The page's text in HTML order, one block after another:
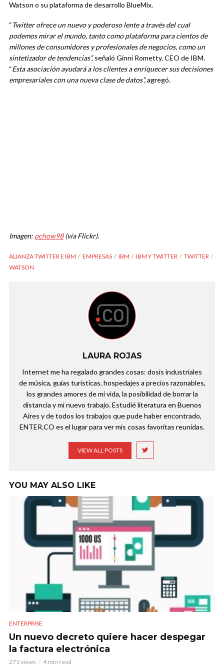
Watson o su plataforma de desarrollo BlueMix.
“Twitter ofrece un nuevo y poderoso lente a través del cual
podemos mirar el mundo, tanto como plataforma para cientos de
millones de consumidores y profesionales de negocios, como un
sintetizador de tendencias”,señaló Ginni Rometty, CEO de IBM.
“Esta asociación ayudará a los clientes a enriquecer sus decisiones
empresariales con una nueva clase de datos”,agregó.
Imagen: pchow98(vía Flickr).
ALIANZA TWITTER E IBM EMPRESAS IBM IBM Y TWITTER
TWITTER
WATSON
LAURA ROJAS
Internet me ha regalado grandes cosas: dosis industriales
de música, guías turísticas, hospedajes a precios razonables,
los grandes amores de mi vida, la posibilidad de borrar la
distancia y mi nuevo trabajo. Estudié literatura en Buenos
Aires y de todos los trabajos que pude haber encontrado,
ENTER.CO es el lugar para ver mis cosas favoritas reunidas.
VIEW ALL POSTS
YOU MAY ALSO LIKE
ENTERPRISE
Un nuevo decreto quiere hacer despegar
la factura electrónica
271 views 4 min read